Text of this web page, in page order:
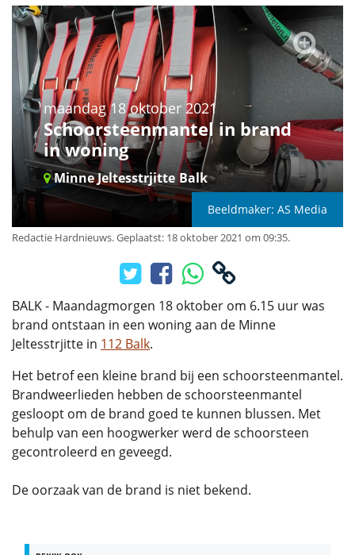
maandag 18 oktober 2021
Schoorsteenmantel in brand
in woning
Minne Jeltesstrjitte Balk
Beeldmaker: AS Media
Redactie Hardnieuws.Geplaatst: 18 oktober 2021 om 09:35.
BALK - Maandagmorgen 18 oktober om 6.15 uur was
brand ontstaan in een woning aan de Minne
Jeltesstrjitte in 112 Balk.
Het betrof een kleine brand bij een schoorsteenmantel.
Brandweerlieden hebben de schoorsteenmantel
gesloopt om de brand goed te kunnen blussen. Met
behulp van een hoogwerker werd de schoorsteen
gecontroleerd en geveegd.
De oorzaak van de brand is niet bekend.